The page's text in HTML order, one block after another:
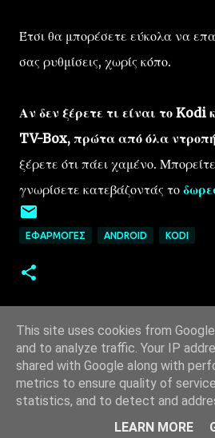
Έτσι θα μπορέσετε εύκολα να
σας ρυθμίσεις, χωρίς κόπο.
Αν δεν ξέρετε τι είναι το
TV-Box, πρώτα από όλα
ξέρετε ότι πάει χαμένο.
γνωρίσετε κατεβάζοντάς το
ΕΦΑΡΜΟΓΈΣ ANDROID KODI
Από το
This site uses cookies from
and to analyze traffic. Your IP
shared with Google along with
metrics to ensure quality of
statistics, and to detect and
LEARN MORE